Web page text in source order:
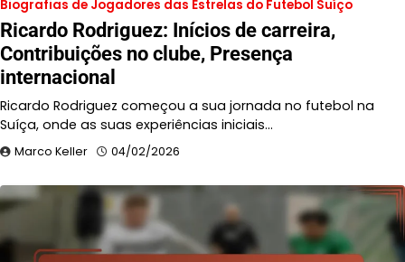
Biografias de Jogadores das Estrelas do Futebol Suíço
Ricardo Rodriguez: Inícios de carreira,
Contribuições no clube, Presença
internacional
Ricardo Rodriguez começou a sua jornada no futebol na
Suíça, onde as suas experiências iniciais…
Marco Keller 04/02/2026